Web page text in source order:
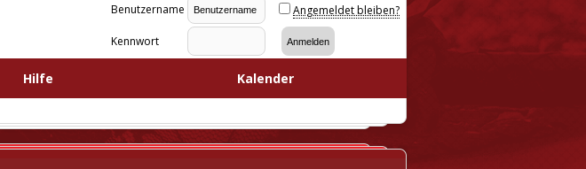
Benutzername Angemeldet bleiben?
Kennwort
Hilfe Kalender